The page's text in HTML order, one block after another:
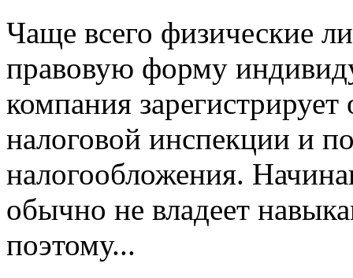
Чаще всего физические
правовую форму
компания
налоговой инспекции и
налогообложения.
обычно не владеет
поэтому...